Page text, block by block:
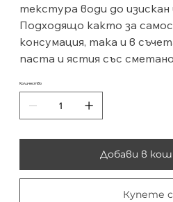
текстура води до
Подходящо както за
консумация, така и в
паста и ястия със
Количество
Добави в
Купете